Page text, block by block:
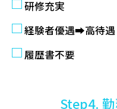
研修充実
経験者優遇➡高待遇
履歴書不要
Step4.